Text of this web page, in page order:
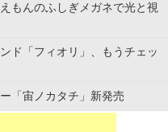
もんのふしぎメガネで光と視
ド「フィオリ」、もうチェッ
「宙ノカタチ」新発売